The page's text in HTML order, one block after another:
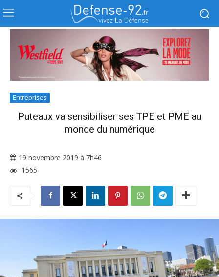
Entreprises
Puteaux va sensibiliser ses TPE et PME au
monde du numérique
19 novembre 2019 à 7h46
1565